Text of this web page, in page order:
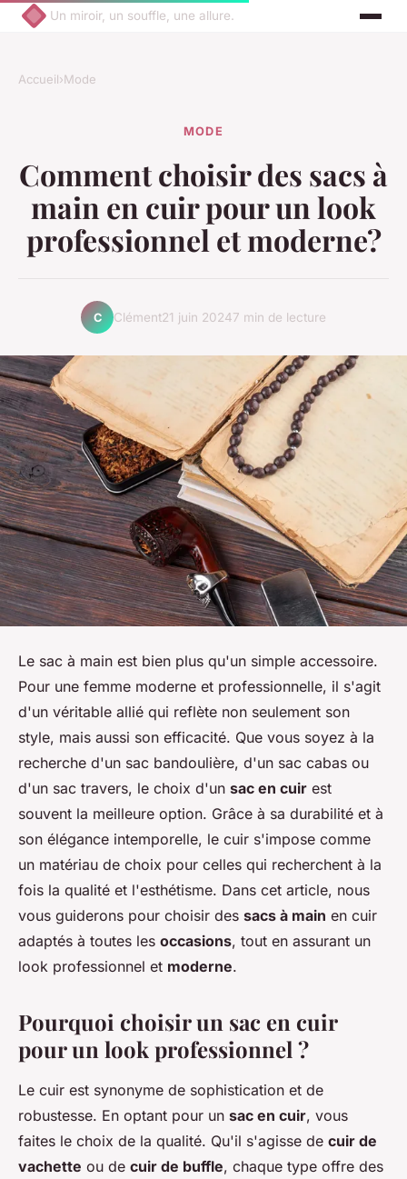
Un miroir, un souffle, une allure.
Accueil›Mode
MODE
Comment choisir des sacs à
main en cuir pour un look
professionnel et moderne?
C Clément21 juin 20247 min de lecture
Le sac à main est bien plus qu'un simple accessoire.
Pour une femme moderne et professionnelle, il s'agit
d'un véritable allié qui reflète non seulement son
style, mais aussi son efficacité. Que vous soyez à la
recherche d'un sac bandoulière, d'un sac cabas ou
d'un sac travers, le choix d'un sac en cuir est
souvent la meilleure option. Grâce à sa durabilité et à
son élégance intemporelle, le cuir s'impose comme
un matériau de choix pour celles qui recherchent à la
fois la qualité et l'esthétisme. Dans cet article, nous
vous guiderons pour choisir des sacs à main en cuir
adaptés à toutes les occasions, tout en assurant un
look professionnel et moderne.
Pourquoi choisir un sac en cuir
pour un look professionnel ?
Le cuir est synonyme de sophistication et de
robustesse. En optant pour un sac en cuir, vous
faites le choix de la qualité. Qu'il s'agisse de cuir de
vachette ou de cuir de buffle, chaque type offre des